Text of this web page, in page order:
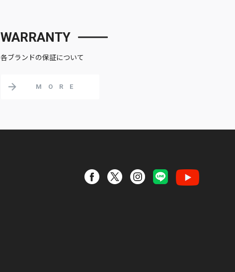
WARRANTY
各ブランドの保証について
MORE